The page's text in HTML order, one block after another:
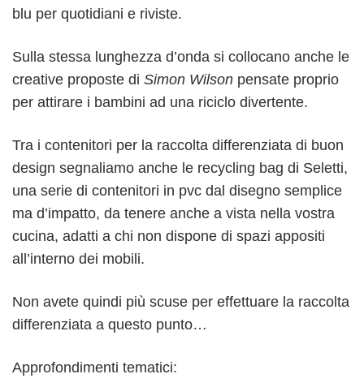
blu per quotidiani e riviste.
Sulla stessa lunghezza d’onda si collocano anche le
creative proposte di Simon Wilson pensate proprio
per attirare i bambini ad una riciclo divertente.
Tra i contenitori per la raccolta differenziata di buon
design segnaliamo anche le recycling bag di Seletti,
una serie di contenitori in pvc dal disegno semplice
ma d’impatto, da tenere anche a vista nella vostra
cucina, adatti a chi non dispone di spazi appositi
all’interno dei mobili.
Non avete quindi più scuse per effettuare la raccolta
differenziata a questo punto…
Approfondimenti tematici: